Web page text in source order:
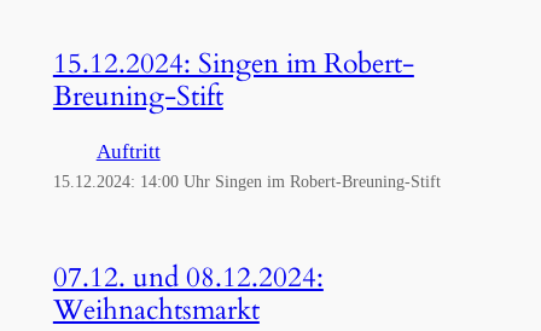
15.12.2024: Singen im Robert-
Breuning-Stift
Auftritt
15.12.2024: 14:00 Uhr Singen im Robert-Breuning-Stift
07.12. und 08.12.2024:
Weihnachtsmarkt